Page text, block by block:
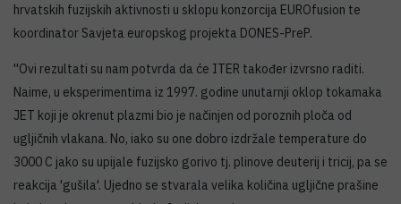
hrvatskih fuzijskih aktivnosti u sklopu konzorcija EUROfusion te
koordinator Savjeta europskog projekta DONES-PreP.
''Ovi rezultati su nam potvrda da će ITER također izvrsno raditi.
Naime, u eksperimentima iz 1997. godine unutarnji oklop tokamaka
JET koji je okrenut plazmi bio je načinjen od poroznih ploča od
ugljičnih vlakana. No, iako su one dobro izdržale temperature do
3000 C jako su upijale fuzijsko gorivo tj. plinove deuterij i tricij, pa se
reakcija 'gušila'. Ujedno se stvarala velika količina ugljične prašine